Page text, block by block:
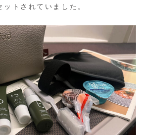
トされていました。